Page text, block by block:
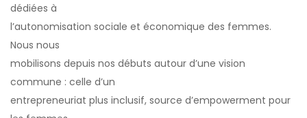
dédiées à
l’autonomisation sociale et économique des femmes.
Nous nous
mobilisons depuis nos débuts autour d’une vision
commune : celle d’un
entrepreneuriat plus inclusif, source d’empowerment pour